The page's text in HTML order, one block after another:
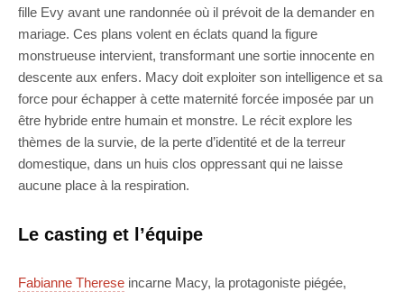
fille Evy avant une randonnée où il prévoit de la demander en
mariage. Ces plans volent en éclats quand la figure
monstrueuse intervient, transformant une sortie innocente en
descente aux enfers. Macy doit exploiter son intelligence et sa
force pour échapper à cette maternité forcée imposée par un
être hybride entre humain et monstre. Le récit explore les
thèmes de la survie, de la perte d’identité et de la terreur
domestique, dans un huis clos oppressant qui ne laisse
aucune place à la respiration.
Le casting et l’équipe
Fabianne Therese incarne Macy, la protagoniste piégée,